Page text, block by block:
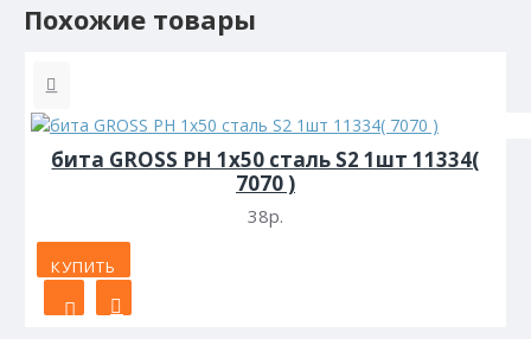
Похожие товары
бита GROSS PH 1х50 сталь S2 1шт 11334(
7070 )
38р.
КУПИТЬ